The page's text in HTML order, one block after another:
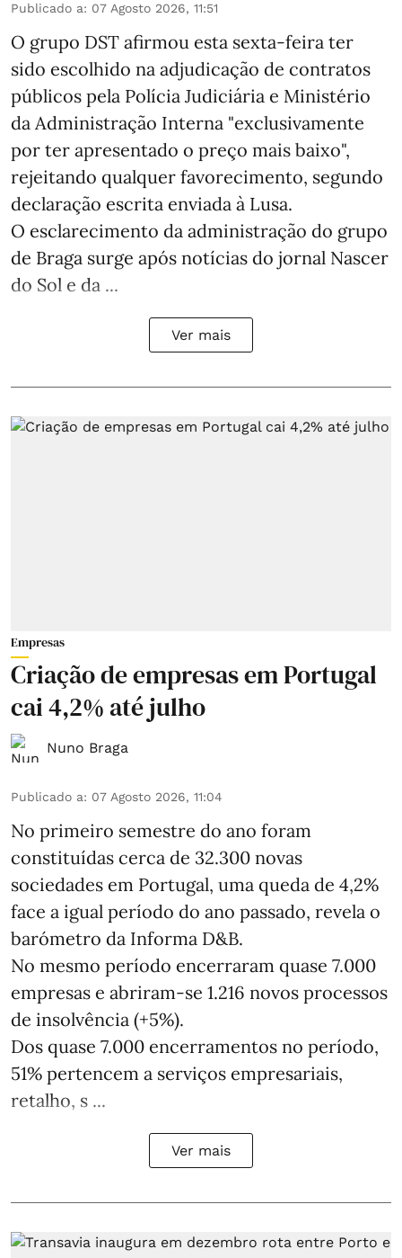
Publicado a: 07 Agosto 2026, 11:51
O grupo DST afirmou esta sexta-feira ter
sido escolhido na adjudicação de contratos
públicos pela Polícia Judiciária e Ministério
da Administração Interna "exclusivamente
por ter apresentado o preço mais baixo",
rejeitando qualquer favorecimento, segundo
declaração escrita enviada à Lusa.
O esclarecimento da administração do grupo
de Braga surge após notícias do jornal Nascer
do Sol e da ...
Ver mais
Empresas
Criação de empresas em Portugal
cai 4,2% até julho
Nuno Braga
Publicado a: 07 Agosto 2026, 11:04
No primeiro semestre do ano foram
constituídas cerca de 32.300 novas
sociedades em Portugal, uma queda de 4,2%
face a igual período do ano passado, revela o
barómetro da Informa D&B.
No mesmo período encerraram quase 7.000
empresas e abriram‑se 1.216 novos processos
de insolvência (+5%).
Dos quase 7.000 encerramentos no período,
51% pertencem a serviços empresariais,
retalho, s ...
Ver mais